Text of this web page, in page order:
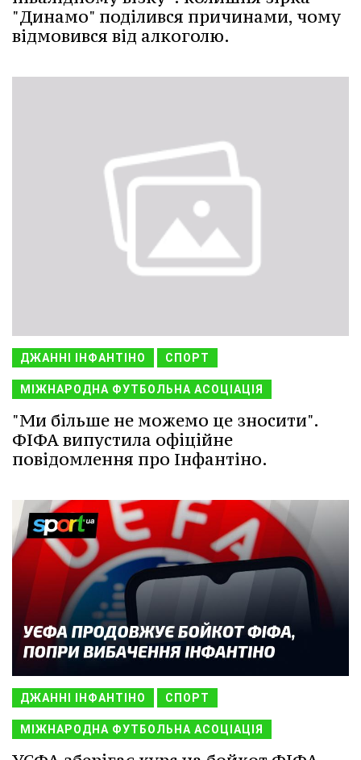
"Динамо" поділився причинами, чому
відмовився від алкоголю.
ДЖАННІ ІНФАНТІНО СПОРТ
МІЖНАРОДНА ФУТБОЛЬНА АСОЦІАЦІЯ
"Ми більше не можемо це зносити".
ФІФА випустила офіційне
повідомлення про Інфантіно.
ДЖАННІ ІНФАНТІНО СПОРТ
МІЖНАРОДНА ФУТБОЛЬНА АСОЦІАЦІЯ